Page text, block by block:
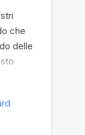
che
delle
di
Miner